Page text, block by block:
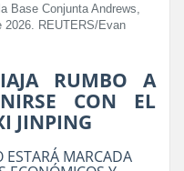
Base Conjunta Andrews,
2026. REUTERS/Evan
RUMBO A
CON EL
JINPING
ESTARÁ MARCADA